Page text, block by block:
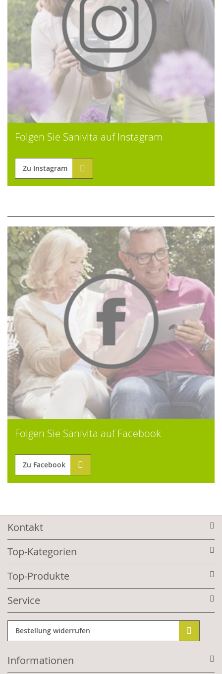
Folgen Sie Sanivita auf Instagram
Zu Instagram
Folgen Sie Sanivita auf Facebook
Zu Facebook
Kontakt
Top-Kategorien
Top-Produkte
Service
Bestellung widerrufen
Informationen